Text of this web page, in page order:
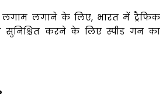
लगाम लगाने के लिए, भारत में ट्रैफिक
करने के लिए स्पीड गन का